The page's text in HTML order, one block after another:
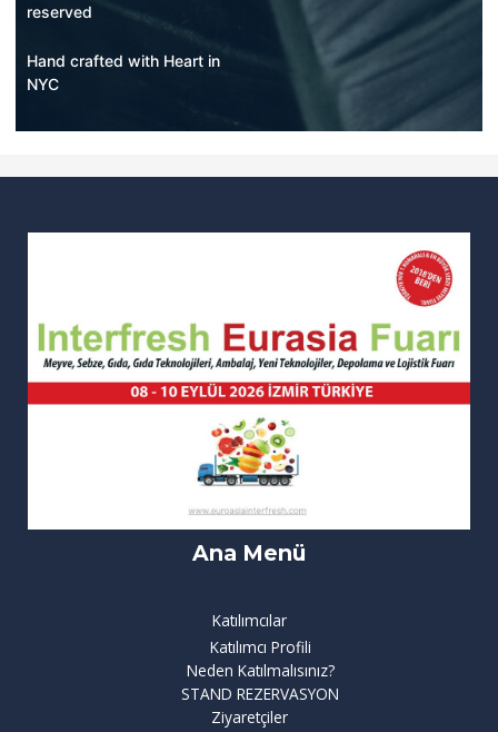
reserved
Hand crafted with Heart in
NYC
Ana Menü
Katılımcılar
Katılımcı Profili
Neden Katılmalısınız?
STAND REZERVASYON
Ziyaretçiler